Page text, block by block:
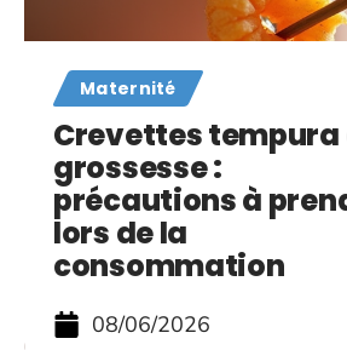
Maternité
Crevettes tempura
grossesse :
précautions à
lors de la
consommation
08/06/2026